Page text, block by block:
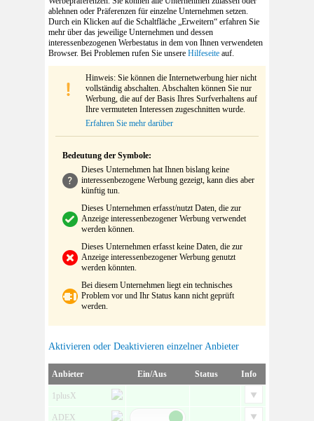
ablehnen oder Präferenzen für einzelne Unternehmen setzen.
Durch ein Klicken auf die Schaltfläche „Erweitern“ erfahren Sie
mehr über das jeweilige Unternehmen und dessen
interessenbezogenen Werbestatus in dem von Ihnen verwendeten
Browser. Bei Problemen rufen Sie unsere Hilfeseite auf.
Hinweis: Sie können die Internetwerbung hier nicht
vollständig abschalten. Abschalten können Sie nur
Werbung, die auf der Basis Ihres Surfverhaltens auf
Ihre vermuteten Interessen zugeschnitten wurde.
Erfahren Sie mehr darüber
Bedeutung der Symbole:
Dieses Unternehmen hat Ihnen bislang keine
interessenbezogene Werbung gezeigt, kann dies aber
künftig tun.
Dieses Unternehmen erfasst/nutzt Daten, die zur
Anzeige interessenbezogener Werbung verwendet
werden können.
Dieses Unternehmen erfasst keine Daten, die zur
Anzeige interessenbezogener Werbung genutzt
werden könnten.
Bei diesem Unternehmen liegt ein technisches
Problem vor und Ihr Status kann nicht geprüft
werden.